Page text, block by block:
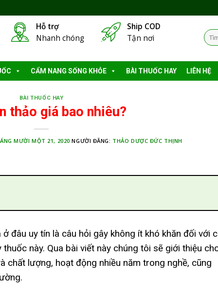
Hỗ trợ
Nhanh chóng
Ship COD
Tận nơi
Tìm
kiếm:
CẨM NANG SỐNG KHỎE BÀI THUỐC HAY LIÊN HỆ
BÀI THUỐC HAY
thảo giá bao nhiêu?
MƯỜI MỘT 21, 2020 NGƯỜI ĐĂNG: THẢO DƯỢC ĐỨC THỊNH
đâu uy tín là câu hỏi gây không ít khó khăn đối với
này. Qua bài viết này chúng tôi sẽ giới thiệu
chất lượng, hoạt động nhiều năm trong nghề, cũng